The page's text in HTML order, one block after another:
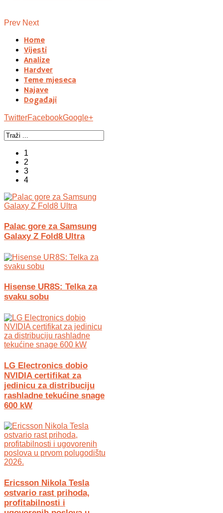
Prev Next
Home
Vijesti
Analize
Hardver
Teme mjeseca
Najave
Događaji
TwitterFacebookGoogle+
1
2
3
4
Palac gore za Samsung
Galaxy Z Fold8 Ultra
Hisense UR8S: Telka za
svaku sobu
LG Electronics dobio
NVIDIA certifikat za
jedinicu za distribuciju
rashladne tekućine snage
600 kW
Ericsson Nikola Tesla
ostvario rast prihoda,
profitabilnosti i